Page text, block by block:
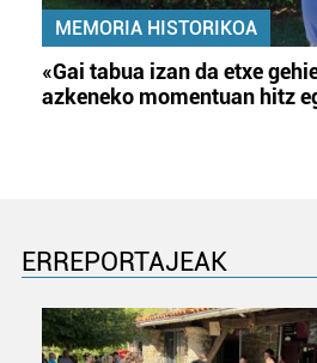
MEMORIA HISTORIKOA
«Gai tabua izan da etxe
azkeneko momentuan hitz
ERREPORTAJEAK